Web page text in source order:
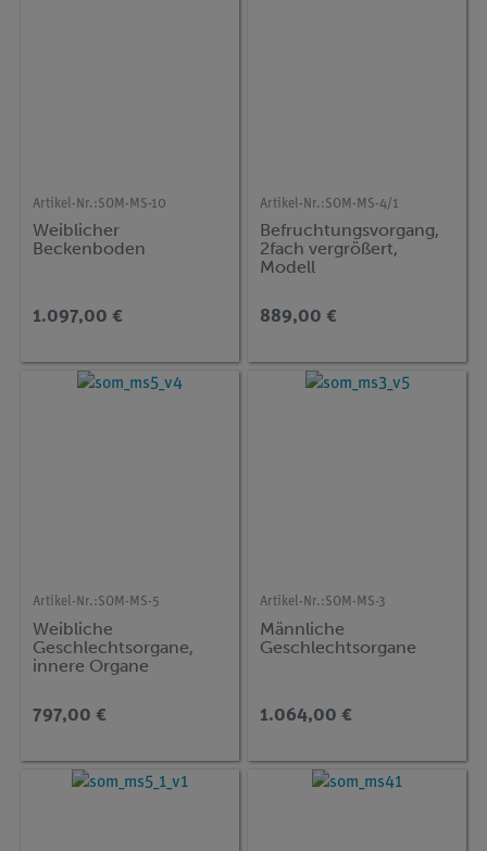
Artikel-Nr.:SOM-MS-10
Weiblicher
Beckenboden
1.097,00 €
Artikel-Nr.:SOM-MS-4/1
Befruchtungsvorgang,
2fach vergrößert,
Modell
889,00 €
Artikel-Nr.:SOM-MS-5
Weibliche
Geschlechtsorgane,
innere Organe
797,00 €
Artikel-Nr.:SOM-MS-3
Männliche
Geschlechtsorgane
1.064,00 €